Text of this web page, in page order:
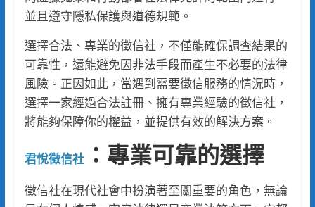
並且遵守隱私保護與道德規範。
選擇合法、專業的徵信社，不僅能確保調查結果的
可靠性，還能避免因非法手段而產生不必要的法律
風險。正因如此，當遇到需要徵信服務的情況時，
選擇一家經過合法註冊、擁有專業經驗的徵信社，
將能夠保障你的權益，並提供有效的解決方案。
君悅徵信社：專業可靠的選擇
徵信社在現代社會中扮演著至關重要的角色，無論